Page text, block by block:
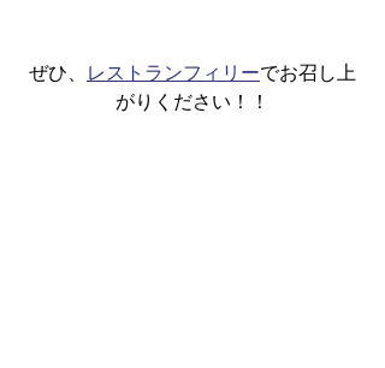
ぜひ、 レストランフィリーでお召し上
がりください！！